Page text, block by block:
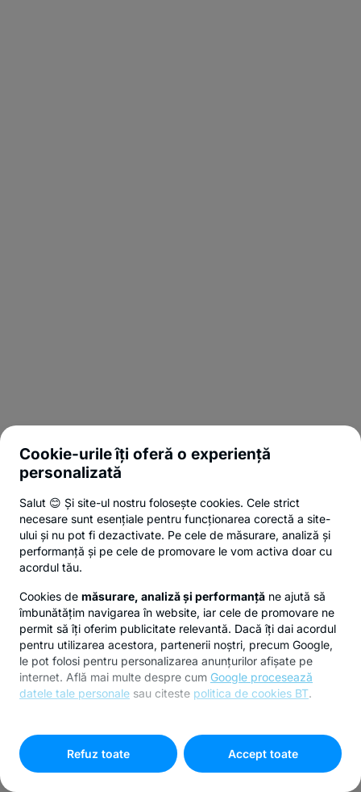
Cookie-urile îți oferă o experiență
personalizată
Salut 😊 Și site-ul nostru folosește cookies. Cele strict
necesare sunt esențiale pentru funcționarea corectă a site-
ului și nu pot fi dezactivate. Pe cele de măsurare, analiză și
performanță și pe cele de promovare le vom activa doar cu
acordul tău.
Cookies de măsurare, analiză și performanță ne ajută să
îmbunătățim navigarea în website, iar cele de promovare ne
permit să îți oferim publicitate relevantă. Dacă îți dai acordul
pentru utilizarea acestora, partenerii noștri, precum Google,
le pot folosi pentru personalizarea anunțurilor afișate pe
internet. Află mai multe despre cum Google procesează
datele tale personale sau citeste politica de cookies BT.
cookies"
Refuz toate
Accept toate